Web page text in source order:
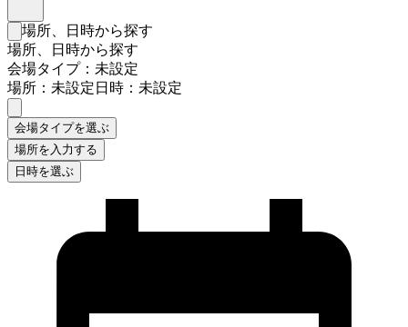
検索フォームを閉じる
場所、日時から探す
場所、日時から探す
会場タイプ：未設定
場所：未設定日時：未設定
会場タイプを選ぶ
場所を入力する
日時を選ぶ